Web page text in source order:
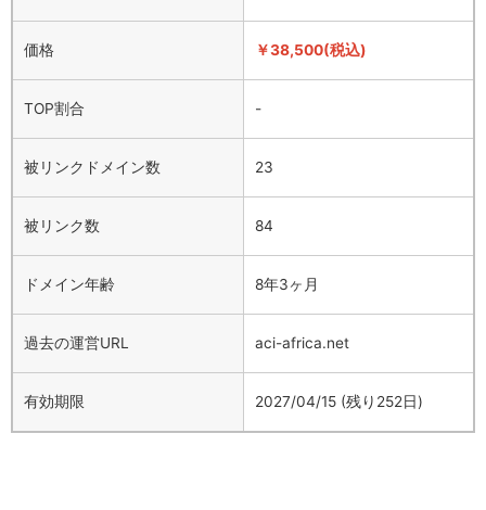
価格 ￥38,500(税込)
TOP割合 -
被リンクドメイン数 23
被リンク数 84
ドメイン年齢 8年3ヶ月
過去の運営URL aci-africa.net
有効期限 2027/04/15 (残り252日)